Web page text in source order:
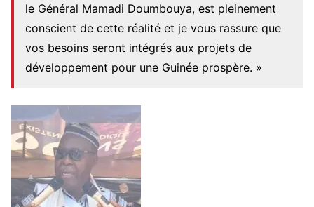
le Général Mamadi Doumbouya, est pleinement
conscient de cette réalité et je vous rassure que
vos besoins seront intégrés aux projets de
développement pour une Guinée prospère. »